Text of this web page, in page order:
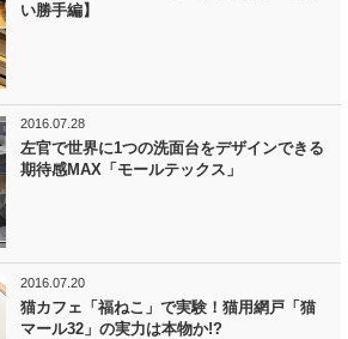
い勝手編】
2016.07.28
左官で世界に1つの洗面台をデザインできる
期待感MAX「モールテックス」
2016.07.20
猫カフェ「福ねこ」で実験！猫用網戸「猫
マール32」の実力は本物か!?